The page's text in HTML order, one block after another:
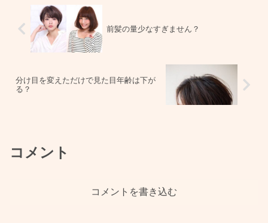
前髪の量少なすぎません？
分け目を変えただけで見た目年齢は下が
る？
コメント
コメントを書き込む